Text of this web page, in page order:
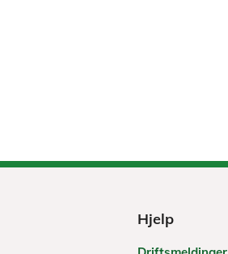
Hjelp